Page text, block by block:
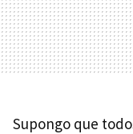
Supongo que